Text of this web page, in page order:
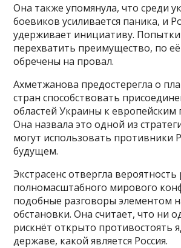
Она также упомянула, что среди
боевиков усиливается паника, и
удерживает инициативу.
перехватить преимущество, по
обречены на провал.
Ахметжанова предостерегла о
стран способствовать
областей Украины к европейским
Она назвала это одной из
могут использовать противники
будущем.
Экстрасенс отвергла
полномасштабного мирового
подобные разговоры элементом
обстановки. Она считает, что ни
рискнёт открыто противостоять
державе, какой является Россия.